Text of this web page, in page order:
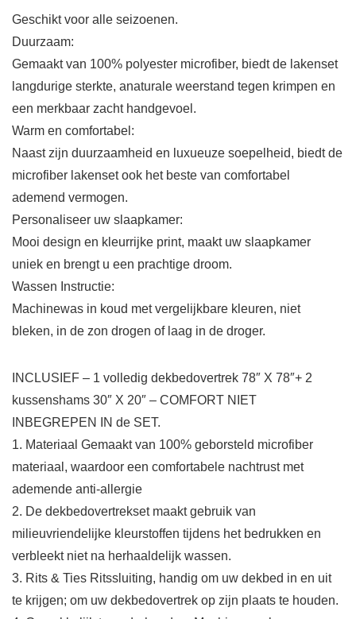
Geschikt voor alle seizoenen.
Duurzaam:
Gemaakt van 100% polyester microfiber, biedt de lakenset
langdurige sterkte, anaturale weerstand tegen krimpen en
een merkbaar zacht handgevoel.
Warm en comfortabel:
Naast zijn duurzaamheid en luxueuze soepelheid, biedt de
microfiber lakenset ook het beste van comfortabel
ademend vermogen.
Personaliseer uw slaapkamer:
Mooi design en kleurrijke print, maakt uw slaapkamer
uniek en brengt u een prachtige droom.
Wassen Instructie:
Machinewas in koud met vergelijkbare kleuren, niet
bleken, in de zon drogen of laag in de droger.
INCLUSIEF – 1 volledig dekbedovertrek 78″ X 78″+ 2
kussenshams 30″ X 20″ – COMFORT NIET
INBEGREPEN IN de SET.
1. Materiaal Gemaakt van 100% geborsteld microfiber
materiaal, waardoor een comfortabele nachtrust met
ademende anti-allergie
2. De dekbedovertrekset maakt gebruik van
milieuvriendelijke kleurstoffen tijdens het bedrukken en
verbleekt niet na herhaaldelijk wassen.
3. Rits & Ties Ritssluiting, handig om uw dekbed in en uit
te krijgen; om uw dekbedovertrek op zijn plaats te houden.